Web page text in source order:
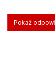
Pokaż